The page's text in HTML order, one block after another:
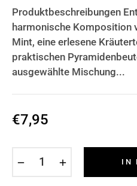
Produktbeschreibungen
harmonische Komposition
Mint, eine erlesene
praktischen
ausgewählte Mischung...
Normaler
€7,95
IN